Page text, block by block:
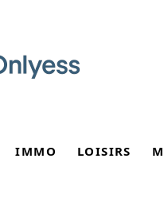
IMMO LOISIRS